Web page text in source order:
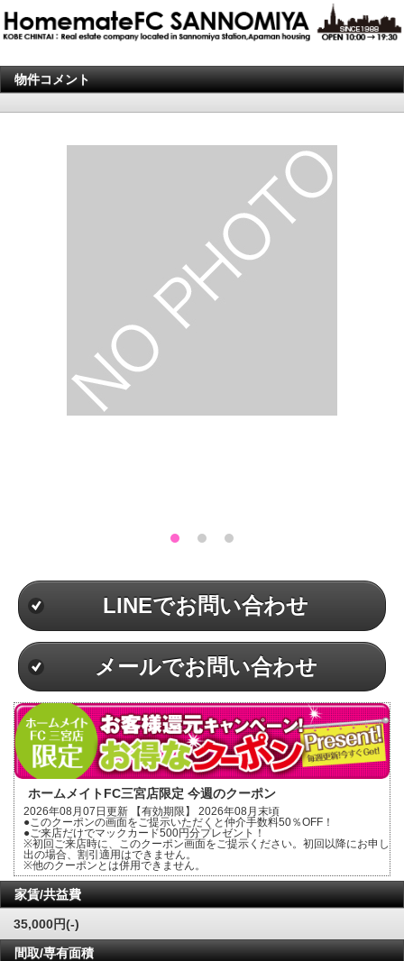
物件コメント
LINEでお問い合わせ
メールでお問い合わせ
ホームメイトFC三宮店限定 今週のクーポン
2026年08月07日更新 【有効期限】 2026年08月末頃
●このクーポンの画面をご提示いただくと仲介手数料50％OFF！
●ご来店だけでマックカード500円分プレゼント！
※初回ご来店時に、このクーポン画面をご提示ください。初回以降にお申し
出の場合、割引適用はできません。
※他のクーポンとは併用できません。
家賃/共益費
35,000円(-)
間取/専有面積